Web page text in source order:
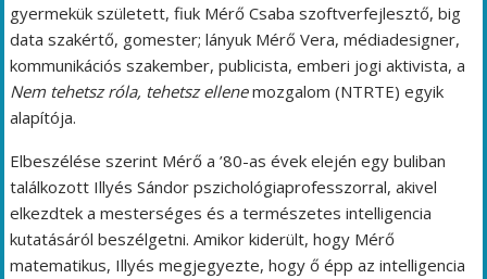
gyermekük született, fiuk Mérő Csaba szoftverfejlesztő, big
data szakértő, gomester; lányuk Mérő Vera, médiadesigner,
kommunikációs szakember, publicista, emberi jogi aktivista, a
Nem tehetsz róla, tehetsz ellenemozgalom (NTRTE) egyik
alapítója.
Elbeszélése szerint Mérő a ’80-as évek elején egy buliban
találkozott Illyés Sándor pszichológiaprofesszorral, akivel
elkezdtek a mesterséges és a természetes intelligencia
kutatásáról beszélgetni. Amikor kiderült, hogy Mérő
matematikus, Illyés megjegyezte, hogy ő épp az intelligencia